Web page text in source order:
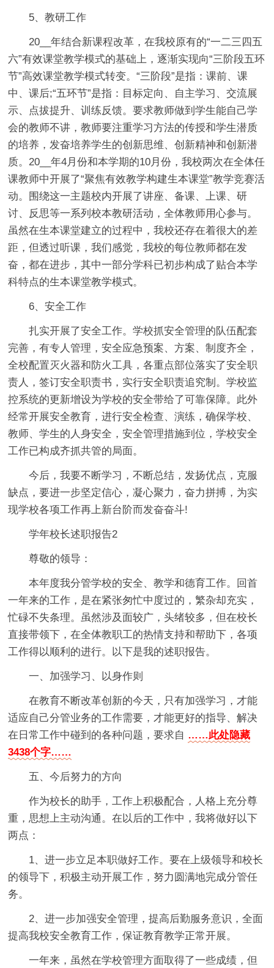
5、教研工作
20__年结合新课程改革，在我校原有的“一二三四五
六”有效课堂教学模式的基础上，逐渐实现向“三阶段五环
节”高效课堂教学模式转变。“三阶段”是指：课前、课
中、课后;“五环节”是指：目标定向、自主学习、交流展
示、点拔提升、训练反馈。要求教师做到学生能自己学
会的教师不讲，教师要注重学习方法的传授和学生潜质
的培养，发奋培养学生的创新思维、创新精神和创新潜
质。20__年4月份和本学期的10月份，我校两次在全体任
课教师中开展了“聚焦有效教学构建生本课堂”教学竞赛活
动。围绕这一主题校内开展了讲座、备课、上课、研
讨、反思等一系列校本教研活动，全体教师用心参与。
虽然在生本课堂建立的过程中，我校还存在着很大的差
距，但透过听课，我们感觉，我校的每位教师都在发
奋，都在进步，其中一部分学科已初步构成了贴合本学
科特点的生本课堂教学模式。
6、安全工作
扎实开展了安全工作。学校抓安全管理的队伍配套
完善，有专人管理，安全应急预案、方案、制度齐全，
全校配置灭火器和防火工具，各重点部位落实了安全职
责人，签订安全职责书，实行安全职责追究制。学校监
控系统的更新增设为学校的安全带给了可靠保障。此外
经常开展安全教育，进行安全检查、演练，确保学校、
教师、学生的人身安全，安全管理措施到位，学校安全
工作已构成齐抓共管的局面。
今后，我要不断学习，不断总结，发扬优点，克服
缺点，要进一步坚定信心，凝心聚力，奋力拼搏，为实
现学校各项工作再上新台阶而发奋奋斗!
学年校长述职报告2
尊敬的领导：
本年度我分管学校的安全、教学和德育工作。回首
一年来的工作，是在紧张匆忙中度过的，繁杂却充实，
忙碌不失条理。虽然涉及面较广，头绪较多，但在校长
直接带领下，在全体教职工的热情支持和帮助下，各项
工作得以顺利的进行。以下是我的述职报告。
一、加强学习、以身作则
在教育不断改革创新的今天，只有加强学习，才能
适应自己分管业务的工作需要，才能更好的指导、解决
在日常工作中碰到的各种问题，要求自 ……此处隐藏
3438个字……
五、今后努力的方向
作为校长的助手，工作上积极配合，人格上充分尊
重，思想上主动沟通。在以后的工作中，我将做好以下
两点：
1、进一步立足本职做好工作。要在上级领导和校长
的领导下，积极主动开展工作，努力圆满地完成分管任
务。
2、进一步加强安全管理，提高后勤服务意识，全面
提高我校安全教育工作，保证教育教学正常开展。
一年来，虽然在学校管理方面取得了一些成绩，但